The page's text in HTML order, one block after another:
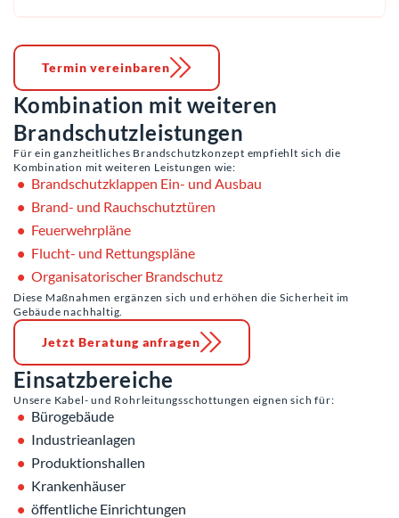
Termin vereinbaren
Kombination mit weiteren
Brandschutzleistungen
Für ein ganzheitliches Brandschutzkonzept empfiehlt sich die
Kombination mit weiteren Leistungen wie:
Brandschutzklappen Ein- und Ausbau
Brand- und Rauchschutztüren
Feuerwehrpläne
Flucht- und Rettungspläne
Organisatorischer Brandschutz
Diese Maßnahmen ergänzen sich und erhöhen die Sicherheit im
Gebäude nachhaltig.
Jetzt Beratung anfragen
Einsatzbereiche
Unsere Kabel- und Rohrleitungsschottungen eignen sich für:
Bürogebäude
Industrieanlagen
Produktionshallen
Krankenhäuser
öffentliche Einrichtungen